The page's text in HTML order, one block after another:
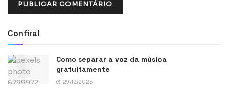
Confira!
Como separar a voz da música
gratuitamente
29/12/2025